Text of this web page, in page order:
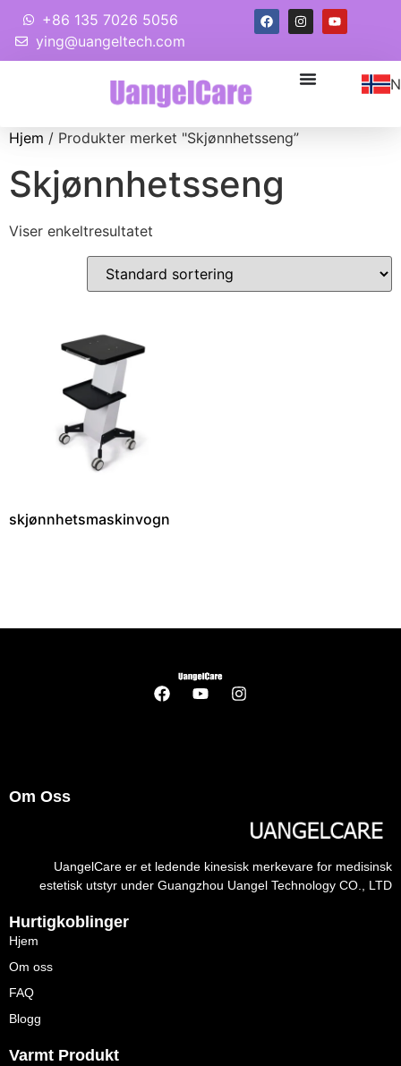
+86 135 7026 5056
ying@uangeltech.com
Hjem / Produkter merket "Skjønnhetsseng”
Skjønnhetsseng
Viser enkeltresultatet
skjønnhetsmaskinvogn
Om Oss
UangelCare er et ledende kinesisk merkevare for medisinsk
estetisk utstyr under Guangzhou Uangel Technology CO., LTD
Hurtigkoblinger
Hjem
Om oss
FAQ
Blogg
Varmt Produkt